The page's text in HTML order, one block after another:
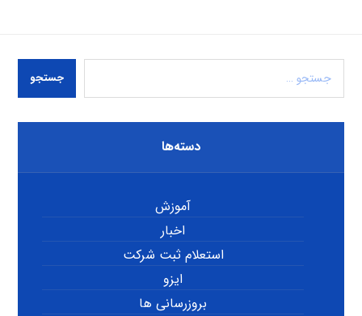
جستجو
دسته‌ها
آموزش
اخبار
استعلام ثبت شرکت
ایزو
بروزرسانی ها